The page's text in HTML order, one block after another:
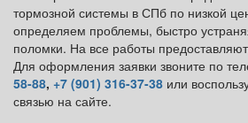
тормозной системы в СПб по низкой
определяем проблемы, быстро
поломки. На все работы
Для оформления заявки звоните по
58-88, +7 (901) 316-37-38 или
связью на сайте.